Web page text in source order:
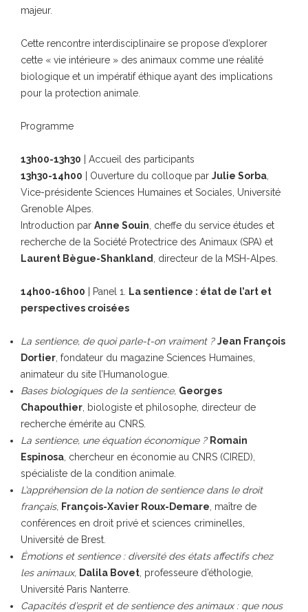
majeur.
Cette rencontre interdisciplinaire se propose d’explorer
cette « vie intérieure » des animaux comme une réalité
biologique et un impératif éthique ayant des implications
pour la protection animale.
Programme
13h00-13h30 | Accueil des participants
13h30-14h00 | Ouverture du colloque par Julie Sorba
Vice-présidente Sciences Humaines et Sociales, Université
Grenoble Alpes.
Introduction par Anne Souin , cheffe du service études et
recherche de la Société Protectrice des Animaux (SPA) et
Laurent Bègue-Shankland
, directeur de la MSH-Alpes.
14h00-16h00 | Panel 1.
La sentience : état de l’art et
perspectives croisées
La sentience, de quoi parle-t-on vraiment ? Jean François
Dortier , fondateur du magazine Sciences Humaines,
animateur du site l’Humanologue.
Bases biologiques de la sentience, Georges
Chapouthier , biologiste et philosophe, directeur de
recherche émérite au CNRS.
La sentience, une équation économique ? Romain
Espinosa , chercheur en économie au CNRS (CIRED),
spécialiste de la condition animale.
L’appréhension de la notion de sentience dans le droit
français, François-Xavier Roux-Demare , maître de
conférences en droit privé et sciences criminelles,
Université de Brest.
Émotions et sentience : diversité des états affectifs chez
les animaux, Dalila Bovet , professeure d’éthologie,
Université Paris Nanterre.
Capacités d’esprit et de sentience des animaux : que nous